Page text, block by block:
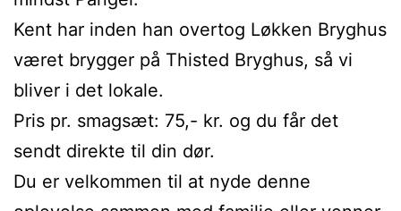
Kent har inden han overtog Løkken Bryghus
været brygger på Thisted Bryghus, så vi
bliver i det lokale.
Pris pr. smagsæt: 75,- kr. og du får det
sendt direkte til din dør.
Du er velkommen til at nyde denne